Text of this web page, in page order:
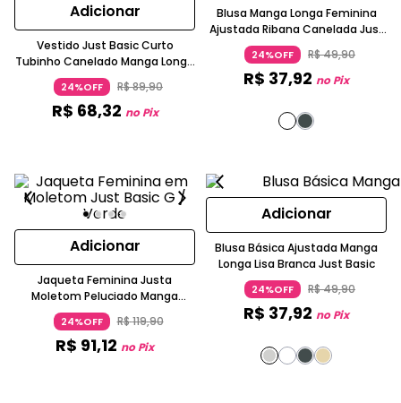
Adicionar
Vestido Just Basic Curto
Tubinho Canelado Manga Longa
Gola Alta Preto
24%OFF R$89,90
R$ 68,32 no Pix
Blusa Manga Longa Feminina
Ajustada Ribana Canelada Just
Basic
24%OFF R$49,90
R$ 37,92 no Pix
Adicionar
Jaqueta Feminina Justa
Moletom Peluciado Manga
Longa Amarelo Vibrante
24%OFF R$119,90
R$ 91,12 no Pix
Adicionar
Blusa Básica Ajustada Manga
Longa Lisa Branca Just Basic
24%OFF R$49,90
R$ 37,92 no Pix